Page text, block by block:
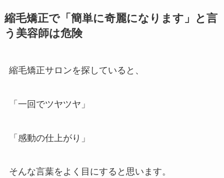
縮毛矯正で「簡単に奇麗になります」と言
う美容師は危険
縮毛矯正サロンを探していると、
「一回でツヤツヤ」
「感動の仕上がり」
そんな言葉をよく目にすると思います。